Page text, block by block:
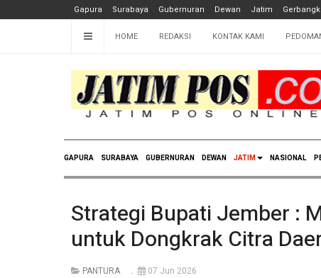
Gapura Surabaya Gubernuran Dewan Jatim
HOME REDAKSI KONTAK KAMI
GAPURA SURABAYA GUBERNURAN DEWAN JATIM NASIONAL
Strategi Bupati Jember :
untuk Dongkrak Citra
PANTURA 07 Jun 2026